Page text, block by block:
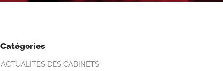
Catégories
ACTUALITÉS DES CABINETS